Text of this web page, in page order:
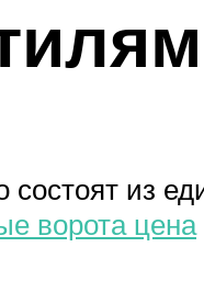
из
ворота цена